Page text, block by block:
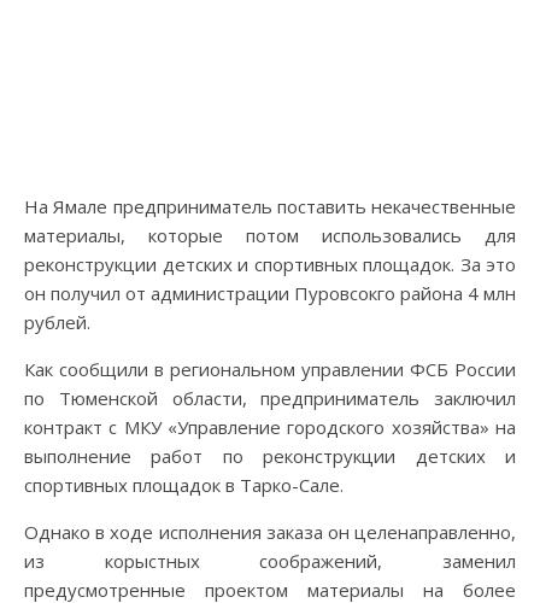
На Ямале предприниматель поставить некачественные
материалы, которые потом использовались для
реконструкции детских и спортивных площадок. За это
он получил от администрации Пуровсокго района 4 млн
рублей.
Как сообщили в региональном управлении ФСБ России
по Тюменской области, предприниматель заключил
контракт с МКУ «Управление городского хозяйства» на
выполнение работ по реконструкции детских и
спортивных площадок в Тарко-Сале.
Однако в ходе исполнения заказа он целенаправленно,
из корыстных соображений, заменил
предусмотренные проектом материалы на более